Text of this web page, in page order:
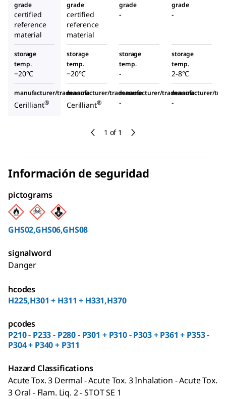
1 of 1
grade
certified
reference
material
grade
certified
reference
material
grade
-
grade
-
storage
temp.
−20°C
storage
temp.
−20°C
storage
temp.
-
storage
temp.
2-8°C
manufacturer/tradename
Cerilliant®
manufacturer/tradename
Cerilliant®
manufacturer/tradename
-
manufacturer/
-
Información de seguridad
pictograms
GHS02,GHS06,GHS08
signalword
Danger
hcodes
H225,H301 + H311 + H331,H370
pcodes
P210 - P233 - P280 - P301 + P310 - P303 + P361 + P353 -
P304 + P340 + P311
Hazard Classifications
Acute Tox. 3 Dermal - Acute Tox. 3 Inhalation - Acute Tox.
3 Oral - Flam. Liq. 2 - STOT SE 1